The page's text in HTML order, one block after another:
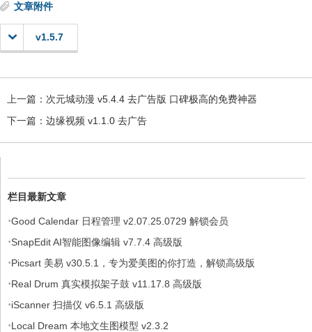
文章附件
v1.5.7
上一篇： 次元城动漫 v5.4.4 去广告版 口碑极高的免费神器
下一篇： 边缘视频 v1.1.0 去广告
栏目最新文章
·Good Calendar 日程管理 v2.07.25.0729 解锁会员
·SnapEdit AI智能图像编辑 v7.7.4 高级版
·Picsart 美易 v30.5.1，专为爱美图的你打造，解锁高级版
·Real Drum 真实模拟架子鼓 v11.17.8 高级版
·iScanner 扫描仪 v6.5.1 高级版
·Local Dream 本地文生图模型 v2.3.2